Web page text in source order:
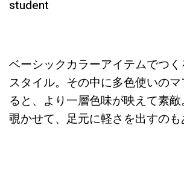
student
ベーシックカラーアイテムでつ
スタイル。その中に多色使いの
ると、より一層色味が映えて素
覗かせて、足元に軽さを出すのも